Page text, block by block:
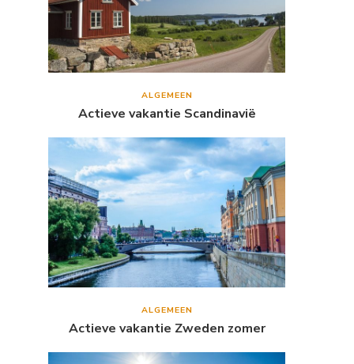
ALGEMEEN
Actieve vakantie Scandinavië
ALGEMEEN
Actieve vakantie Zweden zomer